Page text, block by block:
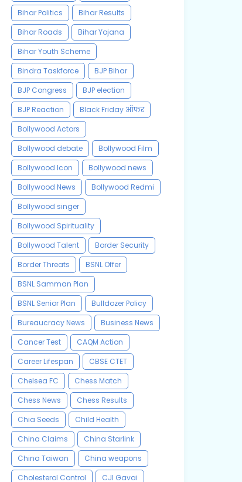
Bihar Politics
Bihar Results
Bihar Roads
Bihar Yojana
Bihar Youth Scheme
Bindra Taskforce
BJP Bihar
BJP Congress
BJP election
BJP Reaction
Black Friday ऑफर
Bollywood Actors
Bollywood debate
Bollywood Film
Bollywood Icon
Bollywood news
Bollywood News
Bollywood Redmi
Bollywood singer
Bollywood Spirituality
Bollywood Talent
Border Security
Border Threats
BSNL Offer
BSNL Samman Plan
BSNL Senior Plan
Bulldozer Policy
Bureaucracy News
Business News
Cancer Test
CAQM Action
Career Lifespan
CBSE CTET
Chelsea FC
Chess Match
Chess News
Chess Results
Chia Seeds
Child Health
China Claims
China Starlink
China Taiwan
China weapons
Cholesterol Control
CJI Gavai